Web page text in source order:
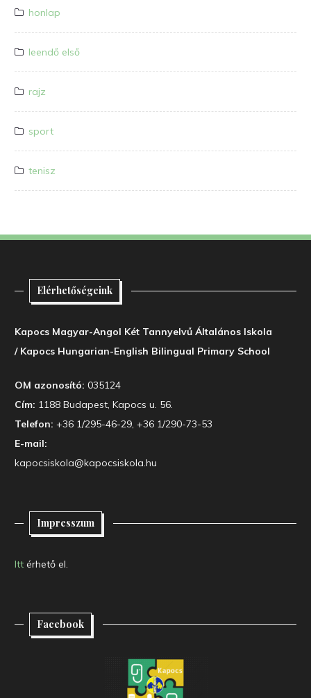
honlap
leendő első
rajz
sport
tenisz
Elérhetőségeink
Kapocs Magyar-Angol Két Tannyelvű Általános Iskola
/ Kapocs Hungarian-English Bilingual Primary School
OM azonosító: 035124
Cím: 1188 Budapest, Kapocs u. 56.
Telefon: +36 1/295-46-29, +36 1/290-73-53
E-mail:
kapocsiskola@kapocsiskola.hu
Impresszum
Itt érhető el.
Facebook